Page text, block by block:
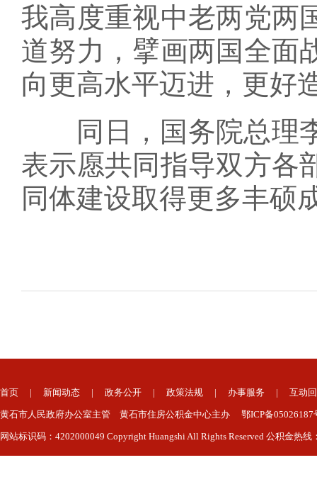
我高度重视中老两党两
道努力，擘画两国全面
向更高水平迈进，更好
同日，国务院总理李
表示愿共同指导双方各
同体建设取得更多丰硕
首页 | 新闻动态 | 政务公开 | 政策法规 | 办事服务 | 互动
黄石市人民政府办公室主管 黄石市住房公积金中心主办 鄂ICP备
网站标识码：4202000049 Copyright Huangshi All Rights Reserved 公积金热